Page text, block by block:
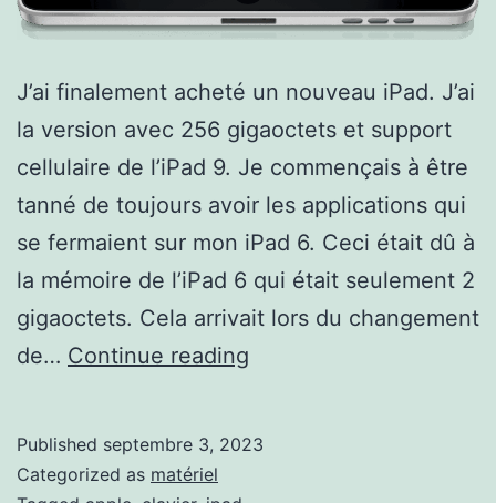
J’ai finalement acheté un nouveau iPad. J’ai
la version avec 256 gigaoctets et support
cellulaire de l’iPad 9. Je commençais à être
tanné de toujours avoir les applications qui
se fermaient sur mon iPad 6. Ceci était dû à
la mémoire de l’iPad 6 qui était seulement 2
gigaoctets. Cela arrivait lors du changement
de… Continue reading
Published septembre 3, 2023
Categorized as matériel